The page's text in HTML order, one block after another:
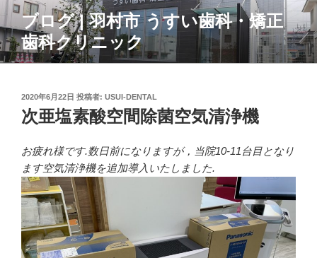
コ
ン
テ
ン
ブログ | 羽村市 うすい歯科・矯正
歯科クリニック
投
稿
日:
2020年6月22日 投稿者: USUI-DENTAL
次亜塩素酸空間除菌空気清浄機
お疲れ様です.数日前になりますが，当院10-11台目となり
ます空気清浄機を追加導入いたしました.